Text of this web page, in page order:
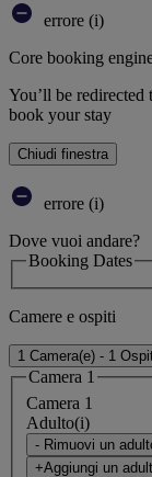
errore (i)
Core booking
You’ll be
book your stay
Chiudi finestra
errore (i)
Dove vuoi andare?
Booking Dates
Camere e ospiti
1 Camera(e) - 1
Camera 1
Camera 1
Adulto(i)
- Rimuovi un
+Aggiungi un